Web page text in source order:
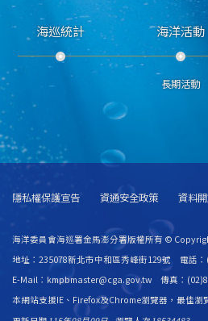
海巡統計 海洋活動
長期活動
隱私權保護宣告 資通安全政策 資料
海洋委員會海巡署金馬澎分署版權所有 ©
地址：235078新北市中和區秀峰街129號 電話：
E-Mail：kmpbmaster@cga.gov.tw 傳真：
本網站支援IE、Firefox及Chrome瀏覽器，最佳瀏